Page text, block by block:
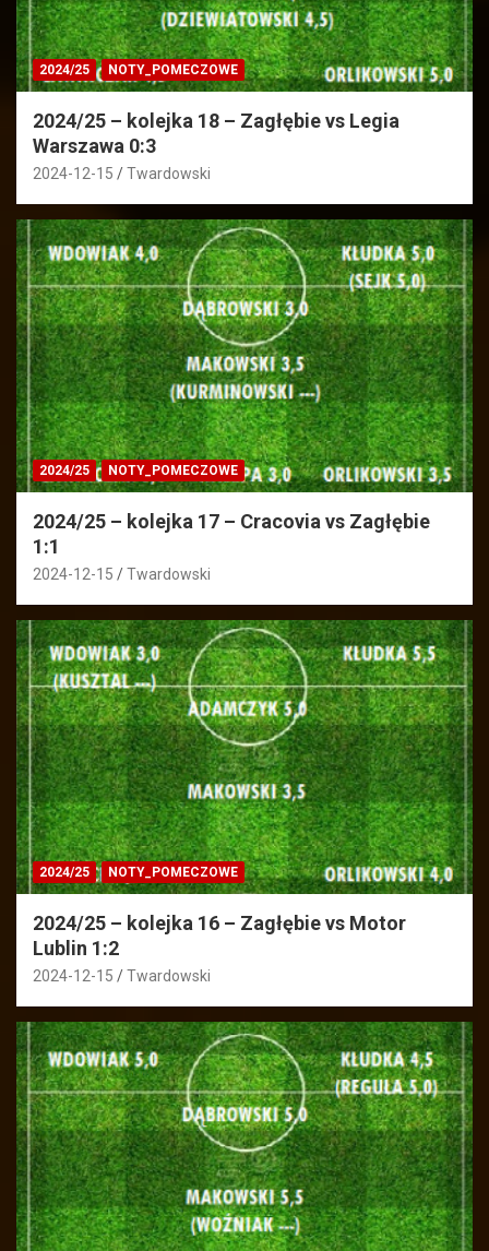
2024/25 NOTY_POMECZOWE
2024/25 – kolejka 18 – Zagłębie vs Legia
Warszawa 0:3
2024-12-15 Twardowski
2024/25 NOTY_POMECZOWE
2024/25 – kolejka 17 – Cracovia vs Zagłębie
1:1
2024-12-15 Twardowski
2024/25 NOTY_POMECZOWE
2024/25 – kolejka 16 – Zagłębie vs Motor
Lublin 1:2
2024-12-15 Twardowski